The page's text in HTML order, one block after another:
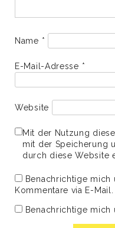
Name *
E-Mail-Adresse *
Website
Mit der Nutzung
mit der Speicherung
durch diese Website
Benachrichtige
Kommentare via E-Mail.
Benachrichtige mich